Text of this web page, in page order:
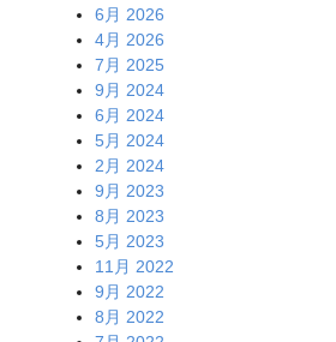
6月 2026
4月 2026
7月 2025
9月 2024
6月 2024
5月 2024
2月 2024
9月 2023
8月 2023
5月 2023
11月 2022
9月 2022
8月 2022